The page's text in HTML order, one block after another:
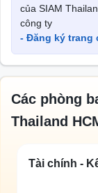
Các công ty
– Viện thẩm
nâng mũi, tạo
với công nghệ
đem đến những
– Siam Media:
của SIAM
công ty
- Đăng ký trang
Các phòng
Thailand
Tài chính -